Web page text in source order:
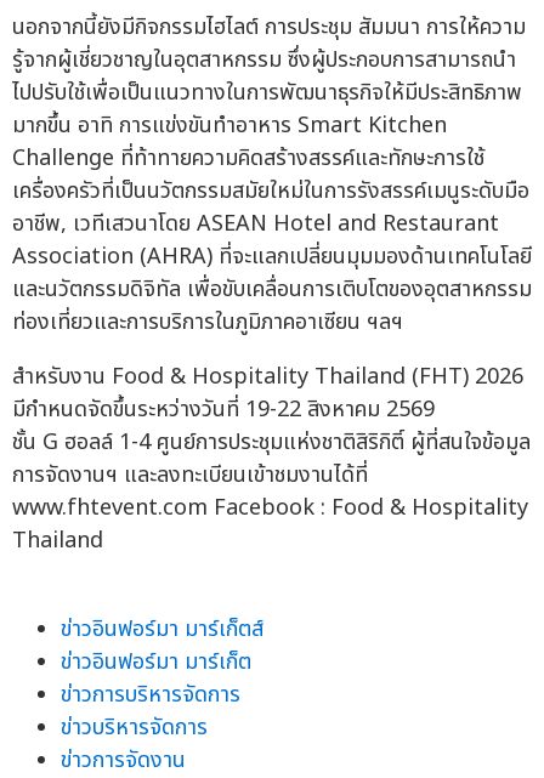
นอกจากนี้ยังมีกิจกรรมไฮไลต์ การประชุม สัมมนา การให้ความ
รู้จากผู้เชี่ยวชาญในอุตสาหกรรม ซึ่งผู้ประกอบการสามารถนำ
ไปปรับใช้เพื่อเป็นแนวทางในการพัฒนาธุรกิจให้มีประสิทธิภาพ
มากขึ้น อาทิ การแข่งขันทำอาหาร Smart Kitchen
Challenge ที่ท้าทายความคิดสร้างสรรค์และทักษะการใช้
เครื่องครัวที่เป็นนวัตกรรมสมัยใหม่ในการรังสรรค์เมนูระดับมือ
อาชีพ, เวทีเสวนาโดย ASEAN Hotel and Restaurant
Association (AHRA) ที่จะแลกเปลี่ยนมุมมองด้านเทคโนโลยี
และนวัตกรรมดิจิทัล เพื่อขับเคลื่อนการเติบโตของอุตสาหกรรม
ท่องเที่ยวและการบริการในภูมิภาคอาเซียน ฯลฯ
สำหรับงาน Food & Hospitality Thailand (FHT) 2026
มีกำหนดจัดขึ้นระหว่างวันที่ 19-22 สิงหาคม 2569
ชั้น G ฮอลล์ 1-4 ศูนย์การประชุมแห่งชาติสิริกิติ์ ผู้ที่สนใจข้อมูล
การจัดงานฯ และลงทะเบียนเข้าชมงานได้ที่
www.fhtevent.com Facebook : Food & Hospitality
Thailand
ข่าวอินฟอร์มา มาร์เก็ตส์
ข่าวอินฟอร์มา มาร์เก็ต
ข่าวการบริหารจัดการ
ข่าวบริหารจัดการ
ข่าวการจัดงาน